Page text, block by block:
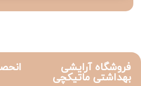
فروشگاه آرایشی
بهداشتی ماتیکچی